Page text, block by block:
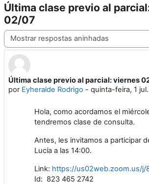
Última clase previo al
02/07
Modo de visualização
Última clase previo al parcial: viernes
por Eyheralde Rodrigo - quinta-feira, 1
Número de respostas: 0
Hola, como acordamos el
tendremos clase de consulta.
Antes, les invitamos a participar
Lucía a las 14:00.
Link: https://us02web.zoom.us/j/
Id: 823 465 2742